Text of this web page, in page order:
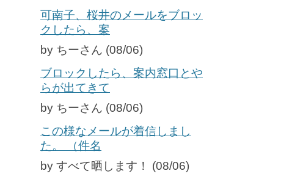
可南子、桜井のメールをブロッ
クしたら、案
by ちーさん (08/06)
ブロックしたら、案内窓口とや
らが出てきて
by ちーさん (08/06)
この様なメールが着信しまし
た。 （件名
by すべて晒します！ (08/06)